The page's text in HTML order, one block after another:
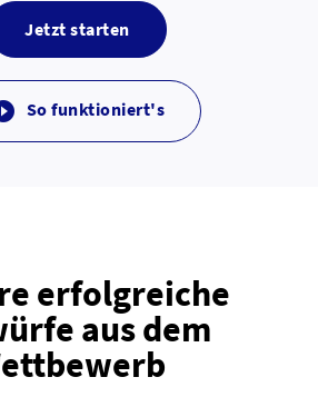
Jetzt starten
So funktioniert's
erfolgreiche
aus dem